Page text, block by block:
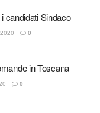
candidati Sindaco
0
in Toscana
0